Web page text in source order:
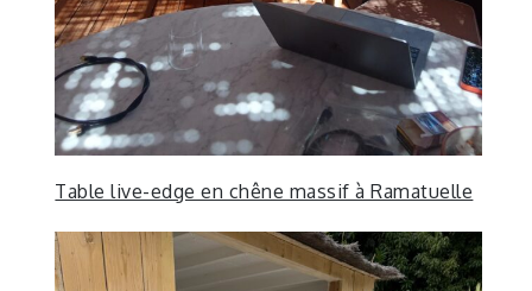
Table live-edge en chêne massif à Ramatuelle